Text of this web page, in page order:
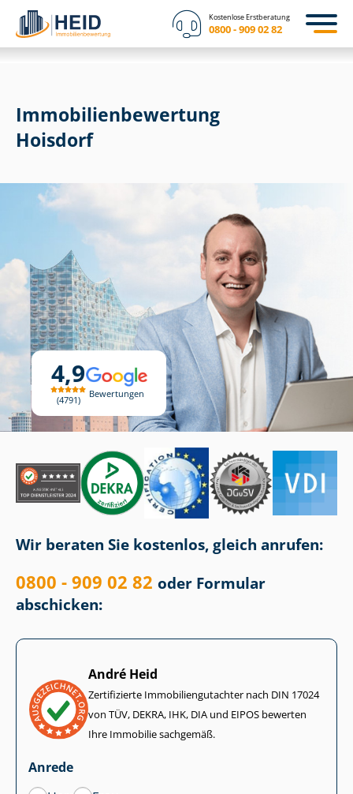
Kostenlose Erstberatung
0800 - 909 02 82
4,9
4791
Bewertungen
Immobilien­bewertung
Hoisdorf
Wir beraten Sie kostenlos, gleich anrufen:
0800 - 909 02 82 oder Formular
abschicken:
André Heid
Zertifizierte Im­mo­bi­li­en­gut­ach­ter nach DIN 17024
von TÜV, DEKRA, IHK, DIA und EIPOS bewerten
Ihre Immobilie sachgemäß.
Anrede